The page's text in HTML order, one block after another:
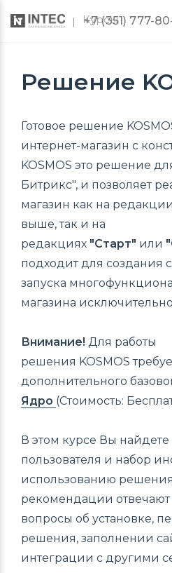
Курсы
+7 (351) 777-
Решение
Готовое решение
интернет-магазин с
KOSMOS это решение
Битрикс", и позволяет
магазин как на редакции
выше, так и на
редакциях "Старт" или
подходит для создания
запуска
магазина
Внимание! Для работы
решения KOSMOS
дополнительного
Ядро (Стоимость:
В этом курсе Вы найдете
пользователя и набор
использованию
рекомендации
вопросы об установке,
решения, заполнении
интеграции с другими